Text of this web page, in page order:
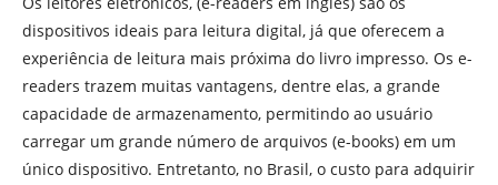
dispositivos ideais para leitura digital, já que oferecem a
experiência de leitura mais próxima do livro impresso. Os e-
readers trazem muitas vantagens, dentre elas, a grande
capacidade de armazenamento, permitindo ao usuário
carregar um grande número de arquivos (e-books) em um
único dispositivo. Entretanto, no Brasil, o custo para adquirir